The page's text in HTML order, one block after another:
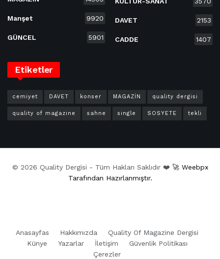
Manşet 9920
GÜNCEL 5901
DAVET 2153
CADDE 1407
Etiketler
cemiyet DAVET konser MAGAZİN quality dergisi
quality of magazine sahne single SOSYETE tekli
© 2026 Quality Dergisi - Tüm Hakları Saklıdır ❤️ 🚀 Weebpx
Tarafından Hazırlanmıştır.
Anasayfas Hakkımızda
Quality Of Magazine Dergisi
Künye
Yazarlar İletişim
Güvenlik Politikası
Çerezler